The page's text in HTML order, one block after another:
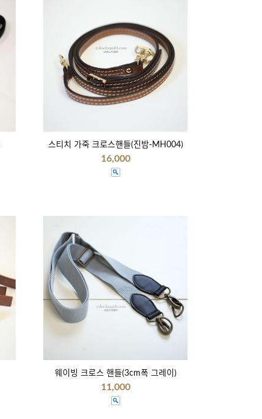
스티치 가죽 크로스핸들(진밤-MH004)
16,000
웨이빙 크로스 핸들(3cm폭 그레이)
11,000